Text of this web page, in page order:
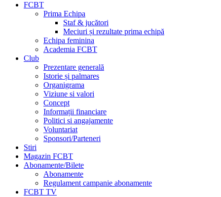
FCBT
Prima Echipa
Staf & jucători
Meciuri și rezultate prima echipă
Echipa feminina
Academia FCBT
Club
Prezentare generală
Istorie și palmares
Organigrama
Viziune si valori
Concept
Informații financiare
Politici si angajamente
Voluntariat
Sponsori/Parteneri
Stiri
Magazin FCBT
Abonamente/Bilete
Abonamente
Regulament campanie abonamente
FCBT TV